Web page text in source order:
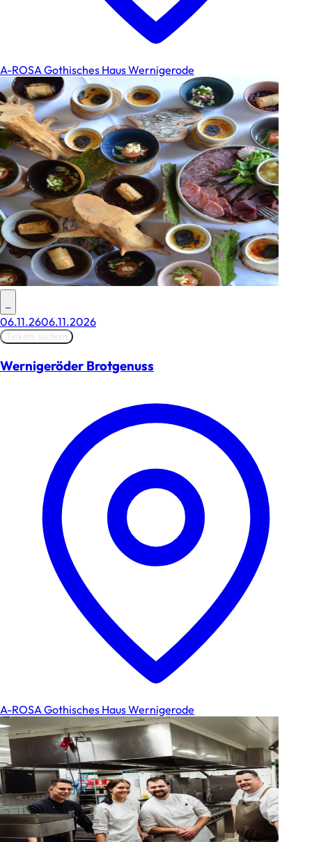
A-ROSA Gothisches Haus Wernigerode
–
06.11.2606.11.2026
Tickets sichern
Wernigeröder Brotgenuss
A-ROSA Gothisches Haus Wernigerode